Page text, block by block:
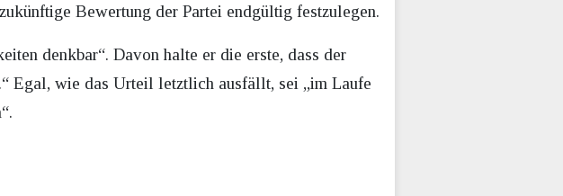
Bewertung der Partei endgültig festzulegen.
denkbar“. Davon halte er die erste, dass der
Egal, wie das Urteil letztlich ausfällt, sei „im Laufe